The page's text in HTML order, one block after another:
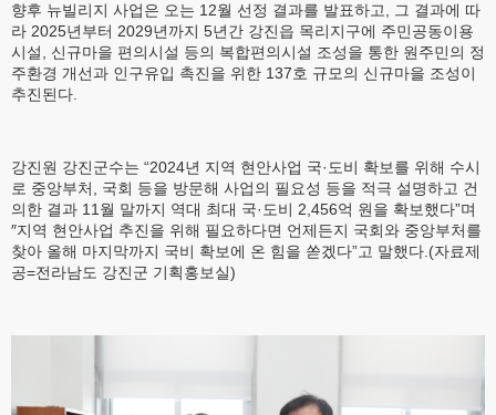
향후 뉴빌리지 사업은 오는 12월 선정 결과를 발표하고, 그 결과에 따
라 2025년부터 2029년까지 5년간 강진읍 목리지구에 주민공동이용
시설, 신규마을 편의시설 등의 복합편의시설 조성을 통한 원주민의 정
주환경 개선과 인구유입 촉진을 위한 137호 규모의 신규마을 조성이
추진된다.
강진원 강진군수는 “2024년 지역 현안사업 국·도비 확보를 위해 수시
로 중앙부처, 국회 등을 방문해 사업의 필요성 등을 적극 설명하고 건
의한 결과 11월 말까지 역대 최대 국·도비 2,456억 원을 확보했다”며
″지역 현안사업 추진을 위해 필요하다면 언제든지 국회와 중앙부처를
찾아 올해 마지막까지 국비 확보에 온 힘을 쏟겠다”고 말했다.(자료제
공=전라남도 강진군 기획홍보실)